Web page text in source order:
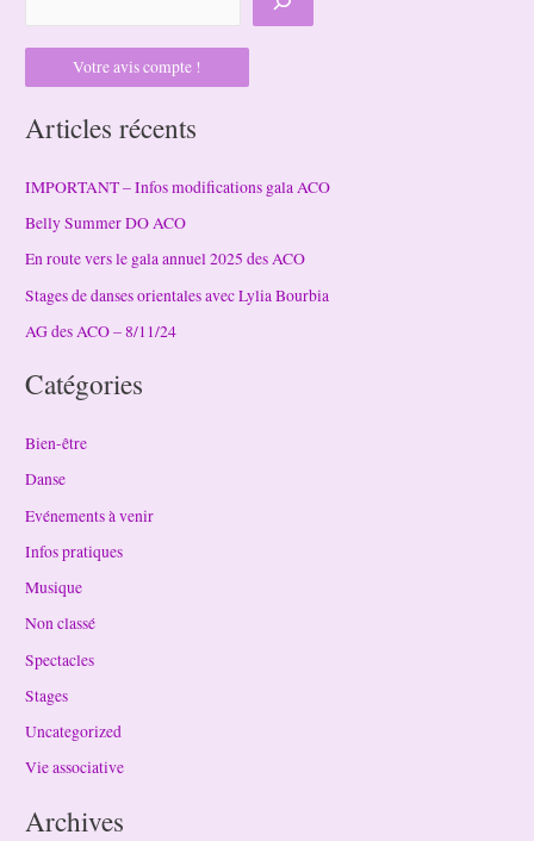
Votre avis compte !
Articles récents
IMPORTANT – Infos modifications gala ACO
Belly Summer DO ACO
En route vers le gala annuel 2025 des ACO
Stages de danses orientales avec Lylia Bourbia
AG des ACO – 8/11/24
Catégories
Bien-être
Danse
Evénements à venir
Infos pratiques
Musique
Non classé
Spectacles
Stages
Uncategorized
Vie associative
Archives